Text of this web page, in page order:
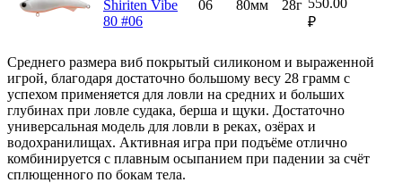
Shiriten Vibe
80 #06
06 80мм 28г 550.00
₽
Среднего размера виб покрытый силиконом и выраженной
игрой, благодаря достаточно большому весу 28 грамм с
успехом применяется для ловли на средних и больших
глубинах при ловле судака, берша и щуки. Достаточно
универсальная модель для ловли в реках, озёрах и
водохранилищах. Активная игра при подъёме отлично
комбинируется с плавным осыпанием при падении за счёт
сплющенного по бокам тела.